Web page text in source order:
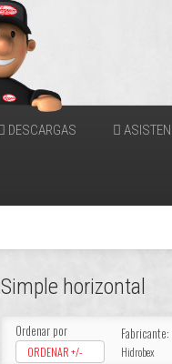
DESCARGAS
Simple horizontal
Ordenar por
ORDENAR +/-
Fabricante:
Hidrobex